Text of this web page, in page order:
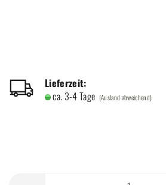
Lieferzeit:
ca. 3-4 Tage (Ausland abweichend)